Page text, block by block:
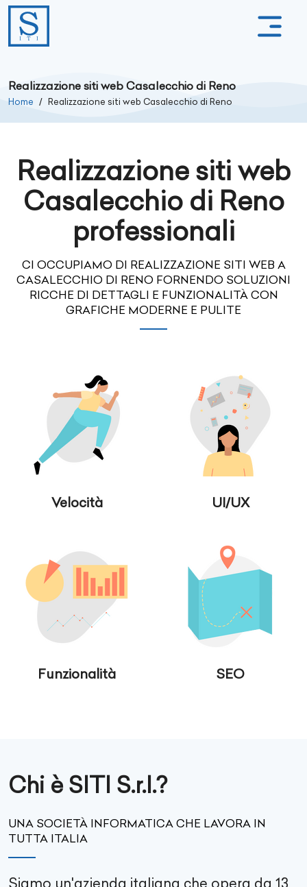
Realizzazione siti web Casalecchio di Reno
Home Realizzazione siti web Casalecchio di Reno
Realizzazione siti web
Casalecchio di Reno
professionali
CI OCCUPIAMO DI REALIZZAZIONE SITI WEB A
CASALECCHIO DI RENO FORNENDO SOLUZIONI
RICCHE DI DETTAGLI E FUNZIONALITÀ CON
GRAFICHE MODERNE E PULITE
Velocità UI/UX
Funzionalità SEO
Chi è SITI S.r.l.?
UNA SOCIETÀ INFORMATICA CHE LAVORA IN
TUTTA ITALIA
Siamo un'azienda italiana che opera da 13